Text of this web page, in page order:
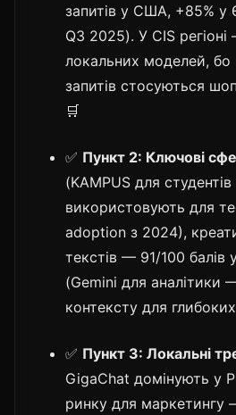
запитів у США, +85% у
Q3 2025). У CIS
локальних моделей, бо
запитів стосуються
🛒
✅ Пункт 2: Ключові
(KAMPUS для
використовують для
adoption з 2024),
текстів — 91/100 балів
(Gemini для аналітики
контексту для глибоких
✅ Пункт 3: Локальні
GigaChat домінують у
ринку для маркетингу —